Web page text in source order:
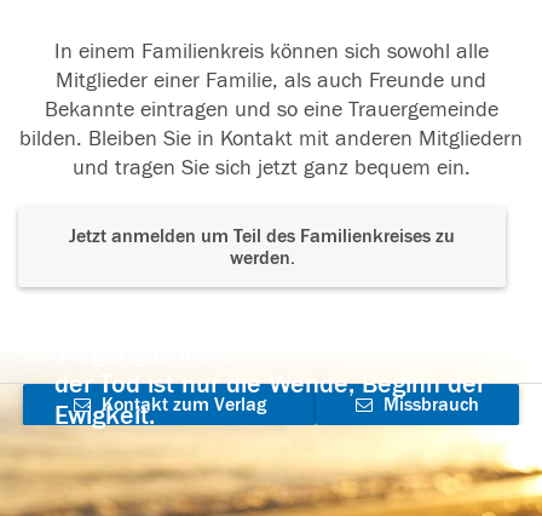
In einem Familienkreis können sich sowohl alle
Mitglieder einer Familie, als auch Freunde und
Bekannte eintragen und so eine Trauergemeinde
bilden. Bleiben Sie in Kontakt mit anderen Mitgliedern
und tragen Sie sich jetzt ganz bequem ein.
Jetzt anmelden um Teil des Familienkreises zu
werden.
der Tod ist nur die Wende, Beginn der
Ewigkeit.
Kontakt zum Verlag
aufnehmen
Missbrauch